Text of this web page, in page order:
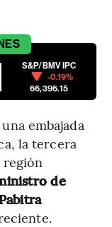
S&P/BMV IPC
-0.19%
66,396.15
embajada
la tercera
región
de